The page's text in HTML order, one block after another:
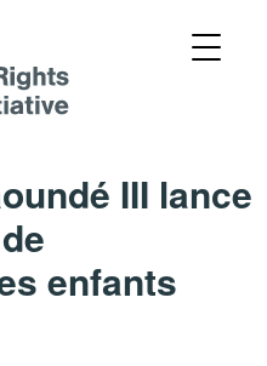
III lance
enfants